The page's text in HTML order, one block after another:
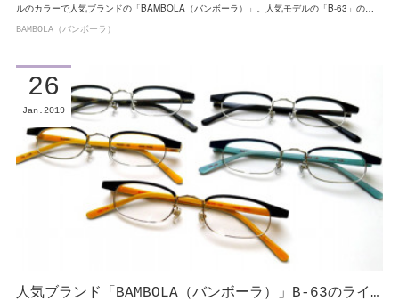
ルのカラーで人気ブランドの「BAMBOLA（バンボーラ）」。人気モデルの「B-63」の…
BAMBOLA（バンボーラ）
人気ブランド「BAMBOLA（バンボーラ）」B-63のライ…
26
Jan 2019